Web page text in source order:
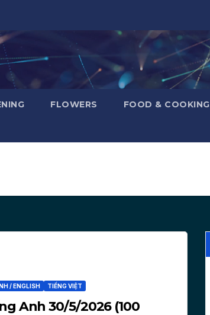
FLOWERS FOOD & COOKING
/ ENGLISH TIẾNG VIỆT
Anh 30/5/2026 (100